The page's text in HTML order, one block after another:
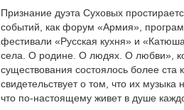
Признание дуэта Суховых
событий, как форум «Армия»,
фестивали «Русская кухня» и
села. О родине. О людях. О любви»,
существования состоялось более ста
свидетельствует о том, что их музыка
что по-настоящему живет в душе